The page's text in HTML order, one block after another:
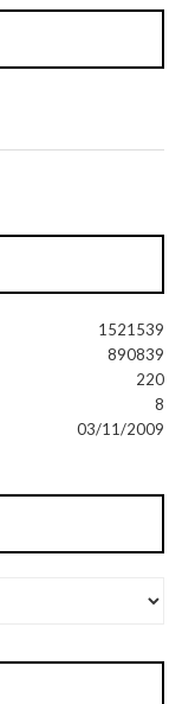
1521539
890839
220
8
03/11/2009